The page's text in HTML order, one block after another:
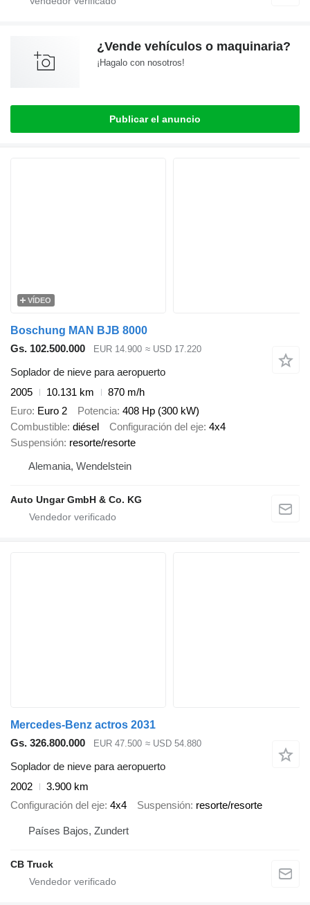
¿Vende vehículos o maquinaria?
¡Hagalo con nosotros!
Publicar el anuncio
VÍDEO
Boschung MAN BJB 8000
Gs. 102.500.000
EUR 14.900 ≈ USD 17.220
Soplador de nieve para aeropuerto
2005
10.131 km
870 m/h
Euro Euro 2 Potencia 408 Hp (300 kW)
Combustible diésel Configuración del eje 4x4
Suspensión resorte/resorte
Alemania, Wendelstein
Auto Ungar GmbH & Co. KG
Mercedes-Benz actros 2031
Gs. 326.800.000
EUR 47.500 ≈ USD 54.880
Soplador de nieve para aeropuerto
2002
3.900 km
Configuración del eje 4x4 Suspensión resorte/resorte
Países Bajos, Zundert
CB Truck